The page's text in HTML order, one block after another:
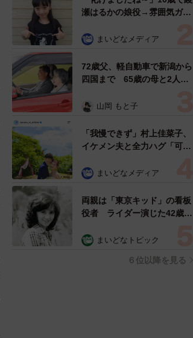
瀬はるかの娘役→雰囲気ガラ
雰囲気が」「宝塚に入れそ
まいどなメディア
72歳父、軽自動車で新潟から
四国まで 65歳の母と2人で
憩まで分刻み… 「大学生で
山岡 もと子
「我慢できず」村上佳菜子、
イケメン夫と全力ハグ「可愛
まいどなメディア
両親は「東京キッド」の看板
役者 ライダー演じた42歳元
ングフォト」計画を明言
まいどなトピック
６位以降を見る